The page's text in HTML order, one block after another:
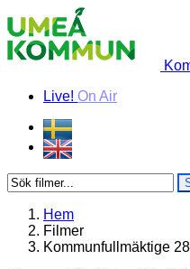
Skip to content
Live! On Air
Hem
Filmer
Kommunfullmäktige